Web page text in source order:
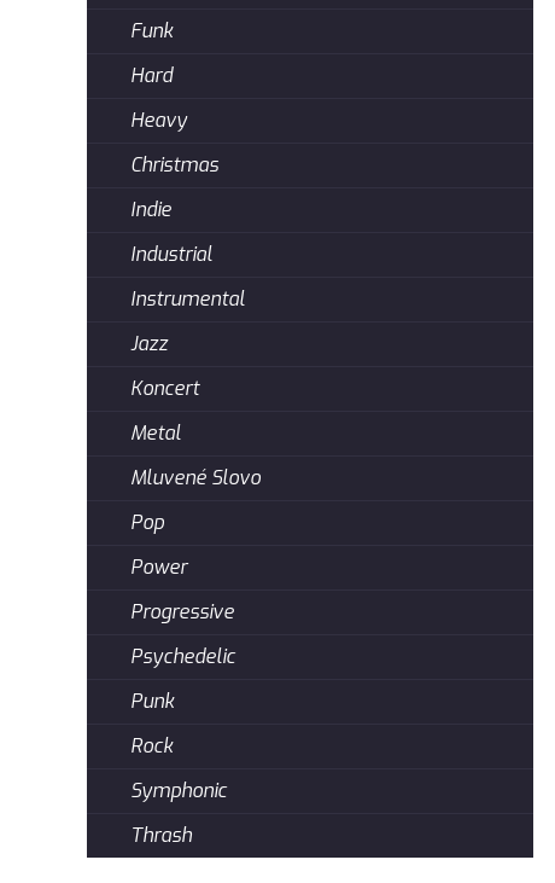
Funk
Hard
Heavy
Christmas
Indie
Industrial
Instrumental
Jazz
Koncert
Metal
Mluvené Slovo
Pop
Power
Progressive
Psychedelic
Punk
Rock
Symphonic
Thrash